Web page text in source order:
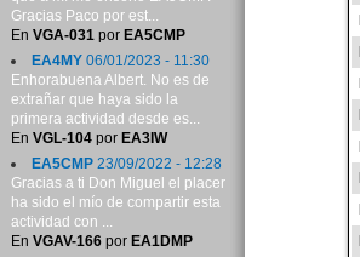
Gracias Paco por est...
En VGA-031 por EA5CMP
EA4MY06/01/2023 - 11:30
Enhorabuena Albert. No es de
extrañar que haya sido la
primera actividad desde es...
En VGL-104por EA3IW
EA5CMP23/09/2022 - 12:28
Gracias a ti Don Miguel el placer
ha sido el mío de compartir esta
actividad con ...
En VGAV-166por EA1DMP